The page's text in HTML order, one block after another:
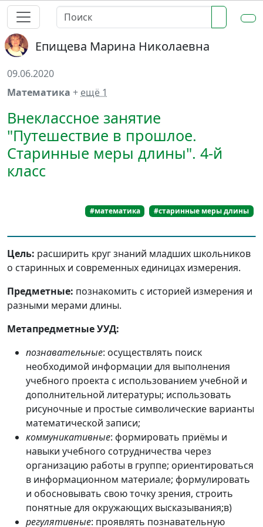
Епищева Марина Николаевна
09.06.2020
Математика + ещё 1
Внеклассное занятие
"Путешествие в прошлое.
Старинные меры длины". 4-й
класс
#математика #старинные меры длины
Цель: расширить круг знаний младших школьников
о старинных и современных единицах измерения.
Предметные: познакомить с историей измерения и
разными мерами длины.
Метапредметные УУД:
познавательные: осуществлять поиск
необходимой информации для выполнения
учебного проекта с использованием учебной и
дополнительной литературы; использовать
рисуночные и простые символические варианты
математической записи;
коммуникативные: формировать приёмы и
навыки учебного сотрудничества через
организацию работы в группе; ориентироваться
в информационном материале; формулировать
и обосновывать свою точку зрения, строить
понятные для окружающих высказывания;в)
регулятивные: проявлять познавательную